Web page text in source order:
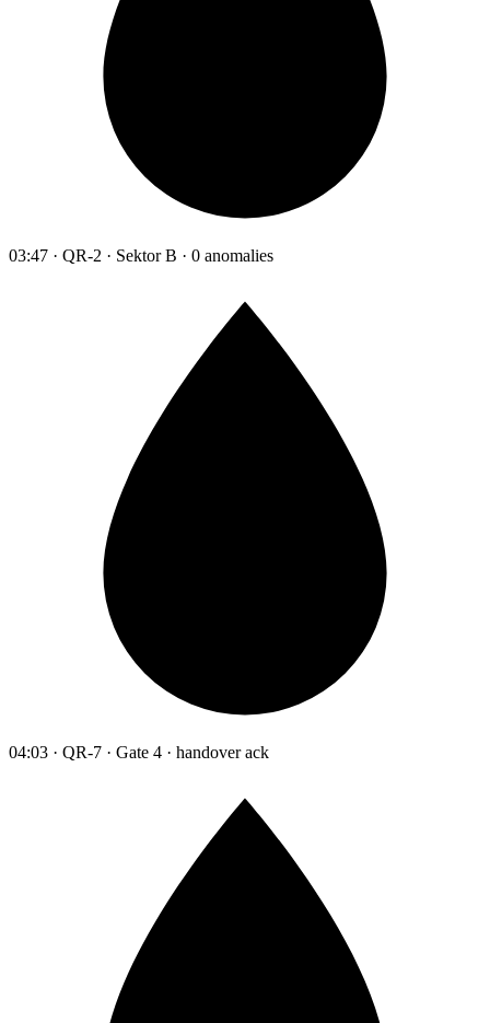
03:47 · QR-2 · Sektor B · 0 anomalies
04:03 · QR-7 · Gate 4 · handover ack